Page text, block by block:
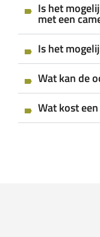
Is het
met een
Is het
Wat kan de
Wat kost